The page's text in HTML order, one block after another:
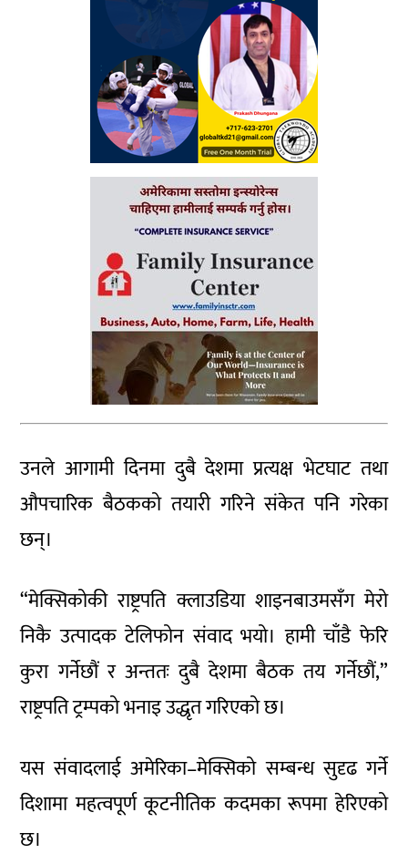
उनले आगामी दिनमा दुबै देशमा प्रत्यक्ष भेटघाट तथा
औपचारिक बैठकको तयारी गरिने संकेत पनि गरेका
छन्।
“मेक्सिकोकी राष्ट्रपति क्लाउडिया शाइनबाउमसँग मेरो
निकै उत्पादक टेलिफोन संवाद भयो। हामी चाँडै फेरि
कुरा गर्नेछौं र अन्ततः दुबै देशमा बैठक तय गर्नेछौं,”
राष्ट्रपति ट्रम्पको भनाइ उद्धृत गरिएको छ।
यस संवादलाई अमेरिका–मेक्सिको सम्बन्ध सुदृढ गर्ने
दिशामा महत्वपूर्ण कूटनीतिक कदमका रूपमा हेरिएको
छ।